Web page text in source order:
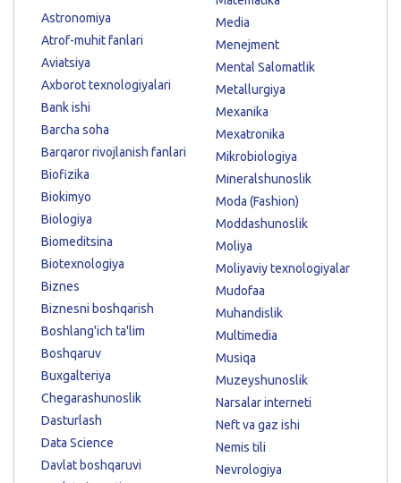
Astronomiya
Atrof-muhit fanlari
Aviatsiya
Axborot texnologiyalari
Bank ishi
Barcha soha
Barqaror rivojlanish fanlari
Biofizika
Biokimyo
Biologiya
Biomeditsina
Biotexnologiya
Biznes
Biznesni boshqarish
Boshlang'ich ta'lim
Boshqaruv
Buxgalteriya
Chegarashunoslik
Dasturlash
Data Science
Davlat boshqaruvi
Media
Menejment
Mental Salomatlik
Metallurgiya
Mexanika
Mexatronika
Mikrobiologiya
Mineralshunoslik
Moda (Fashion)
Moddashunoslik
Moliya
Moliyaviy texnologiyalar
Mudofaa
Muhandislik
Multimedia
Musiqa
Muzeyshunoslik
Narsalar interneti
Neft va gaz ishi
Nemis tili
Nevrologiya